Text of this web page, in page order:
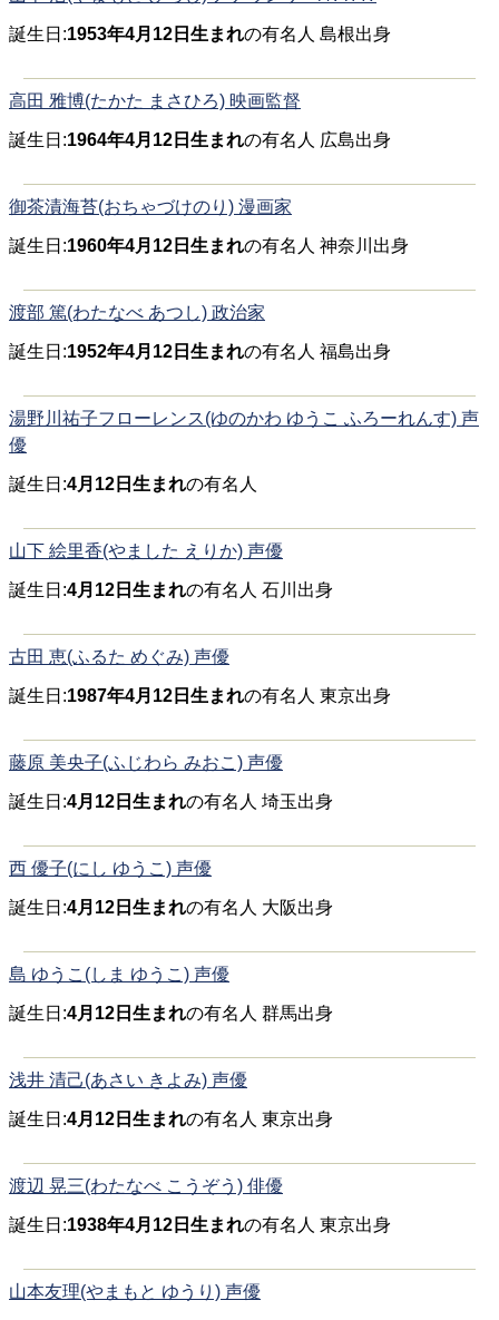
誕生日:1953年4月12日生まれの有名人 島根出身
高田 雅博(たかた まさひろ) 映画監督
誕生日:1964年4月12日生まれの有名人 広島出身
御茶漬海苔(おちゃづけのり) 漫画家
誕生日:1960年4月12日生まれの有名人 神奈川出身
渡部 篤(わたなべ あつし) 政治家
誕生日:1952年4月12日生まれの有名人 福島出身
湯野川祐子フローレンス(ゆのかわ ゆうこ ふろーれんす) 声
優
誕生日:4月12日生まれの有名人
山下 絵里香(やました えりか) 声優
誕生日:4月12日生まれの有名人 石川出身
古田 恵(ふるた めぐみ) 声優
誕生日:1987年4月12日生まれの有名人 東京出身
藤原 美央子(ふじわら みおこ) 声優
誕生日:4月12日生まれの有名人 埼玉出身
西 優子(にし ゆうこ) 声優
誕生日:4月12日生まれの有名人 大阪出身
島 ゆうこ(しま ゆうこ) 声優
誕生日:4月12日生まれの有名人 群馬出身
浅井 清己(あさい きよみ) 声優
誕生日:4月12日生まれの有名人 東京出身
渡辺 晃三(わたなべ こうぞう) 俳優
誕生日:1938年4月12日生まれの有名人 東京出身
山本友理(やまもと ゆうり) 声優